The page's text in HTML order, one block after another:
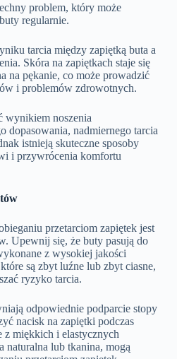
problem, który może
regularnie.
tarcia między zapiętką buta a
Skóra na zapiętkach staje się
na pękanie, co może prowadzić
i problemów zdrowotnych.
wynikiem noszenia
dopasowania, nadmiernego tarcia
istnieją skuteczne sposoby
i przywrócenia komfortu
przetarciom zapiętek jest
Upewnij się, że buty pasują do
z wysokiej jakości
są zbyt luźne lub zbyt ciasne,
ryzyko tarcia.
odpowiednie podparcie stopy
nacisk na zapiętki podczas
miękkich i elastycznych
naturalna lub tkanina, mogą